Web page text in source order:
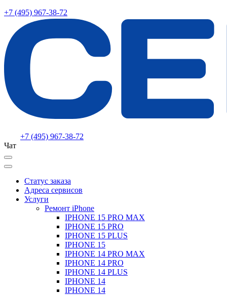
+7 (495) 967-38-72
+7 (495) 967-38-72
Чат
Статус заказа
Адреса сервисов
Услуги
Ремонт iPhone
IPHONE 15 PRO MAX
IPHONE 15 PRO
IPHONE 15 PLUS
IPHONE 15
IPHONE 14 PRO MAX
IPHONE 14 PRO
IPHONE 14 PLUS
IPHONE 14
IPHONE 14